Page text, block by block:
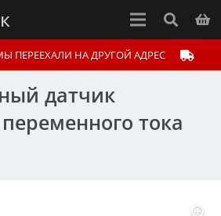
ПЕРЕЕХАЛИ НА ДРУГОЙ АДРЕС
датчик
тока